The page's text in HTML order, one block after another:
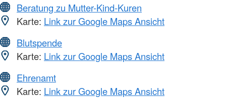
Beratung zu Mutter-Kind-Kuren
Karte: Link zur Google Maps Ansicht
Blutspende
Karte: Link zur Google Maps Ansicht
Ehrenamt
Karte: Link zur Google Maps Ansicht